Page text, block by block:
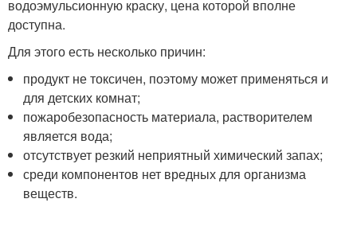
водоэмульсионную краску, цена которой вполне
доступна.
Для этого есть несколько причин:
продукт не токсичен, поэтому может применяться и
для детских комнат;
пожаробезопасность материала, растворителем
является вода;
отсутствует резкий неприятный химический запах;
среди компонентов нет вредных для организма
веществ.